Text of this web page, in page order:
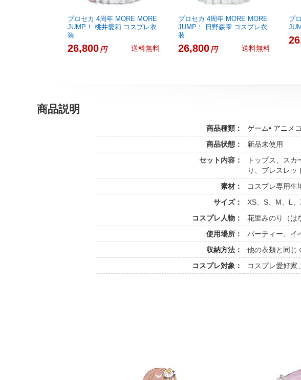
プロセカ 4周年 MORE MORE
JUMP！ 桃井愛莉 コスプレ衣
装
26,800円 送料無料
プロセカ 4周年 MORE MORE
JUMP！ 日野森雫 コスプレ衣
装
26,800円 送料無料
プ
商品説明
商品種類：
ゲーム• アニメ
商品状態：
新品未使用
セット内容：
トップス、ス
り、ブレスレッ
素材：
コスプレ専用生
サイズ：
XS、S、M、L、
コスプレ人物：
花里みのり（は
使用場所：
パーティー、イ
収納方法：
他の衣類と同じ
コスプレ対象：
コスプレ愛好家